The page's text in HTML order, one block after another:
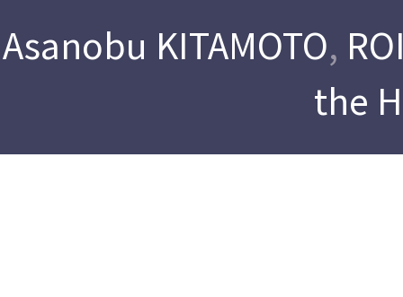
Asanobu KITAMOTO,
the